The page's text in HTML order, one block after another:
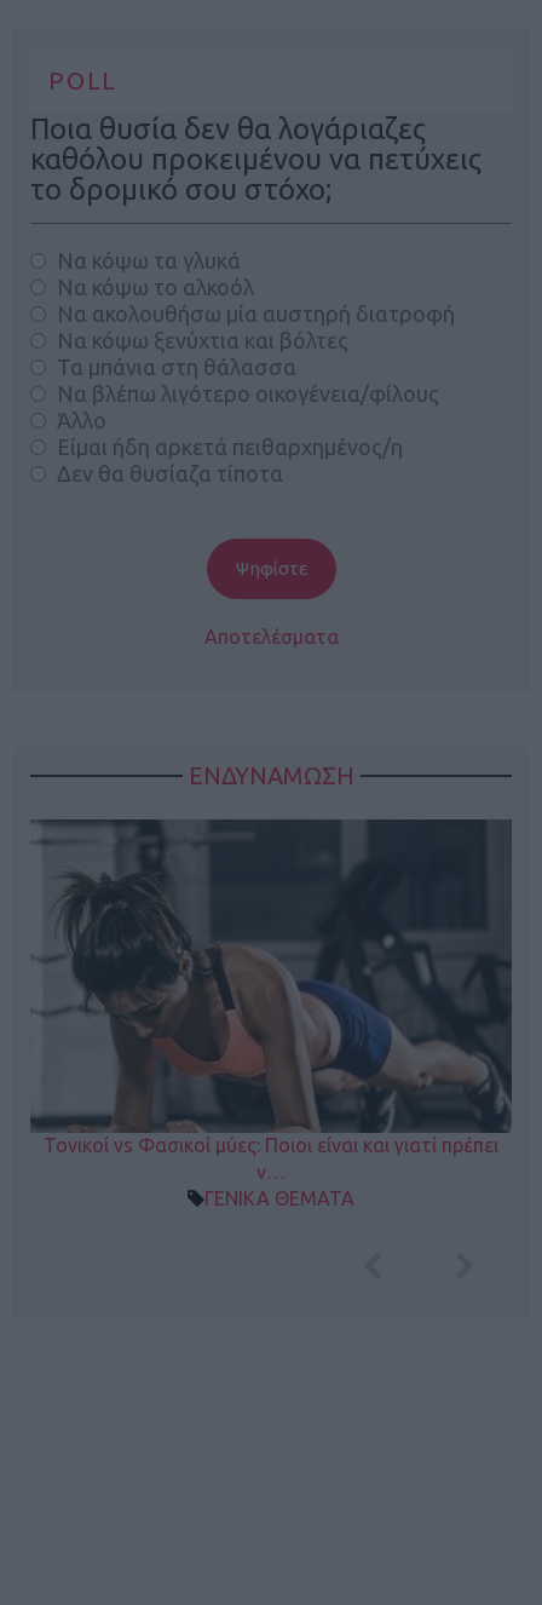
POLL
Ποια θυσία δεν θα λογάριαζες
καθόλου προκειμένου να πετύχεις
το δρομικό σου στόχο;
Να κόψω τα γλυκά
Να κόψω το αλκοόλ
Να ακολουθήσω μία αυστηρή διατροφή
Να κόψω ξενύχτια και βόλτες
Τα μπάνια στη θάλασσα
Να βλέπω λιγότερο οικογένεια/φίλους
Άλλο
Είμαι ήδη αρκετά πειθαρχημένος/η
Δεν θα θυσίαζα τίποτα
Αποτελέσματα
ΕΝΔΥΝΑΜΩΣΗ
Τονικοί vs Φασικοί μύες: Ποιοι είναι και γιατί πρέπει
ν…
ΓΕΝΙΚΑ ΘΕΜΑΤΑ